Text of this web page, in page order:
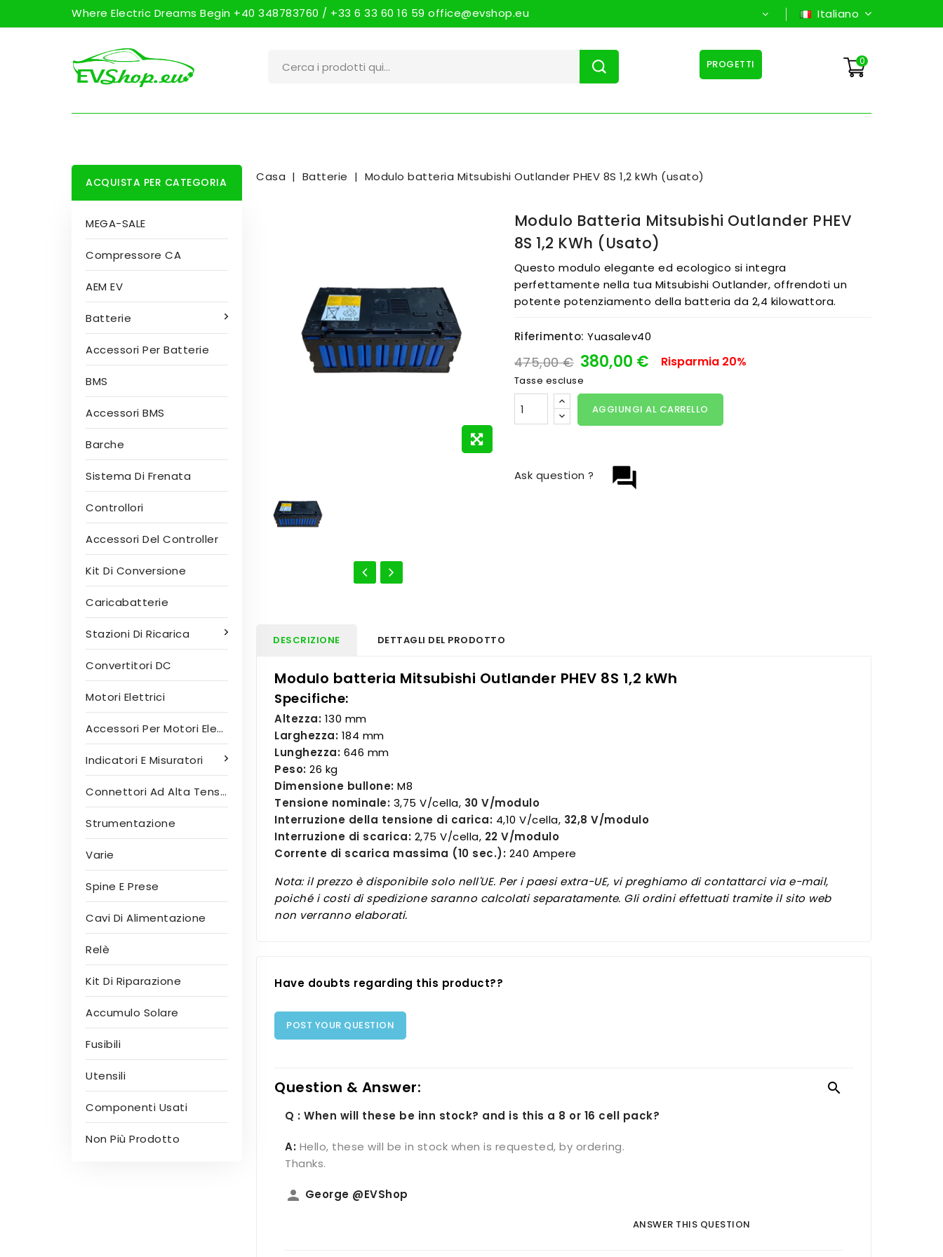
Where Electric Dreams Begin +40 348783760 / +33 6 33 60 16 59 office@evshop.eu Italiano
0
PROGETTI
ACQUISTA PER CATEGORIA
MEGA-SALE
Compressore CA
AEM EV
Batterie
Accessori Per Batterie
BMS
Accessori BMS
Barche
Sistema Di Frenata
Controllori
Accessori Del Controller
Kit Di Conversione
Caricabatterie
Stazioni Di Ricarica
Convertitori DC
Motori Elettrici
Accessori Per Motori Elettrici
Indicatori E Misuratori
Connettori Ad Alta Tensione
Strumentazione
Varie
Spine E Prese
Cavi Di Alimentazione
Relè
Kit Di Riparazione
Accumulo Solare
Fusibili
Utensili
Componenti Usati
Non Più Prodotto
Casa Batterie Modulo batteria Mitsubishi Outlander PHEV 8S 1,2 kWh (usato)
Modulo Batteria Mitsubishi Outlander PHEV
8S 1,2 KWh (usato)
Questo modulo elegante ed ecologico si integra
perfettamente nella tua Mitsubishi Outlander, offrendoti un
potente potenziamento della batteria da 2,4 kilowattora.
Riferimento: Yuasalev40
475,00 € 380,00 € Risparmia 20%
Tasse escluse
AGGIUNGI AL CARRELLO
question_answer
Ask question ?
DESCRIZIONE DETTAGLI DEL PRODOTTO
Modulo batteria Mitsubishi Outlander PHEV 8S 1,2 kWh
Specifiche:
Altezza: 130 mm
Larghezza: 184 mm
Lunghezza: 646 mm
Peso: 26 kg
Dimensione bullone: M8
Tensione nominale: 3,75 V/cella, 30 V/modulo
Interruzione della tensione di carica: 4,10 V/cella, 32,8 V/modulo
Interruzione di scarica: 2,75 V/cella, 22 V/modulo
Corrente di scarica massima (10 sec.): 240 Ampere
Nota: il prezzo è disponibile solo nell'UE. Per i paesi extra-UE, vi preghiamo di contattarci via e-mail,
poiché i costi di spedizione saranno calcolati separatamente. Gli ordini effettuati tramite il sito web
non verranno elaborati.
Have doubts regarding this product??
POST YOUR QUESTION
Question & Answer: 
Q : When will these be inn stock? and is this a 8 or 16 cell pack?
A: Hello, these will be in stock when is requested, by ordering.
Thanks.
person George @EVShop
ANSWER THIS QUESTION